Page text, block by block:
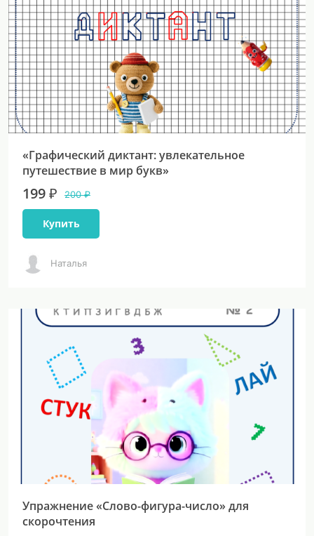
«Графический диктант: увлекательное
путешествие в мир букв»
199 ₽ 200 ₽
Купить
Наталья
Упражнение «Слово-фигура-число» для
скорочтения